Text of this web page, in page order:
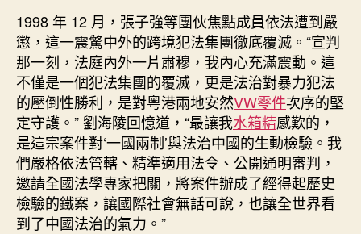
1998 年 12 月，張子強等團伙焦點成員依法遭到嚴
懲，這一震驚中外的跨境犯法集團徹底覆滅。“宣判
那一刻，法庭內外一片肅穆，我內心充滿震動。這
不僅是一個犯法集團的覆滅，更是法治對暴力犯法
的壓倒性勝利，是對粵港兩地安然VW零件次序的堅
定守護。” 劉海陵回憶道，“最讓我水箱精感歎的，
是這宗案件對‘一國兩制’與法治中國的生動檢驗。我
們嚴格依法管轄、精準適用法令、公開通明審判，
邀請全國法學專家把關，將案件辦成了經得起歷史
檢驗的鐵案，讓國際社會無話可說，也讓全世界看
到了中國法治的氣力。”